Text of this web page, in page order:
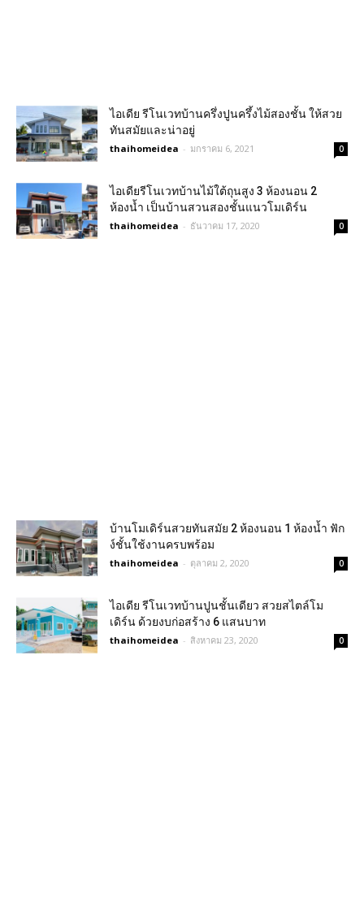
ไอเดีย รีโนเวทบ้านครึ่งปูนครึ้งไม้สองชั้น ให้สวย
ทันสมัยและน่าอยู่
thaihomeidea - มกราคม 6, 2021 0
ไอเดียรีโนเวทบ้านไม้ใต้ถุนสูง 3 ห้องนอน 2
ห้องน้ำ เป็นบ้านสวนสองชั้นแนวโมเดิร์น
thaihomeidea - ธันวาคม 17, 2020 0
บ้านโมเดิร์นสวยทันสมัย 2 ห้องนอน 1 ห้องน้ำ ฟัก
ง์ชั้นใช้งานครบพร้อม
thaihomeidea - ตุลาคม 2, 2020 0
ไอเดีย รีโนเวทบ้านปูนชั้นเดียว สวยสไตล์โม
เดิร์น ด้วยงบก่อสร้าง 6 แสนบาท
thaihomeidea - สิงหาคม 23, 2020 0